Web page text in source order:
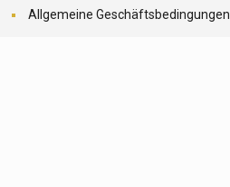
Allgemeine Geschäftsbedingungen